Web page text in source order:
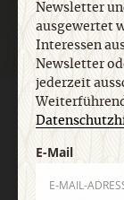
AGB und
Vertrag
Newsletter
ausgewertet
Interessen
Newsletter
jederzeit
E-Mail